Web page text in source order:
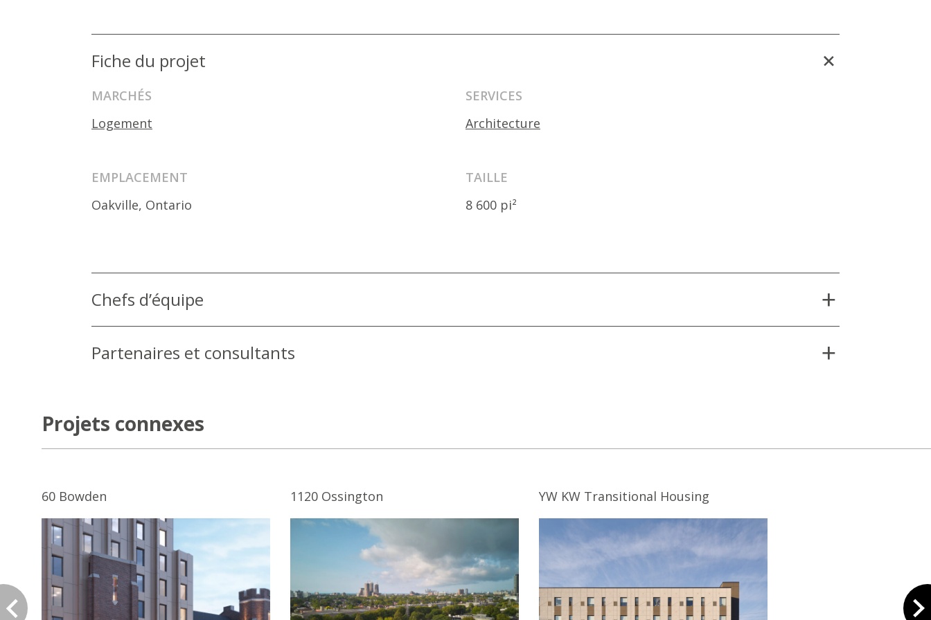
Fiche du projet
MARCHÉS
Logement
SERVICES
Architecture
EMPLACEMENT
Oakville, Ontario
TAILLE
8 600 pi²
Chefs d’équipe
Partenaires et consultants
Projets connexes
60 Bowden 1120 Ossington YW KW Transitional Housing